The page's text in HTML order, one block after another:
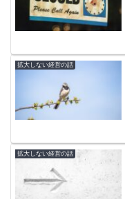
拡大しない経営の話
拡大しない経営の話